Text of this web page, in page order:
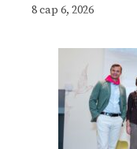
8 сар 6, 2026